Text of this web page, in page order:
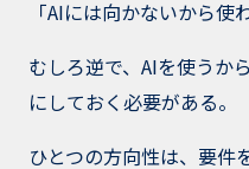
「AIには向かないから使
むしろ逆で、AIを使うか
にしておく必要がある。
ひとつの方向性は、要件